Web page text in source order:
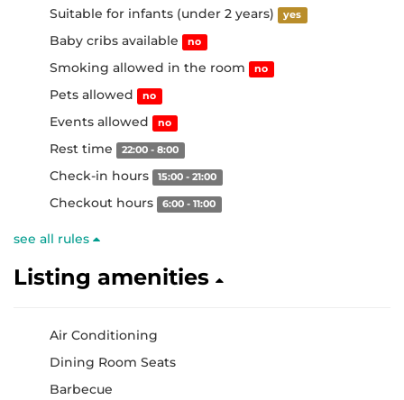
Suitable for infants (under 2 years) yes
Baby cribs available no
Smoking allowed in the room no
Pets allowed no
Events allowed no
Rest time 22:00 - 8:00
Check-in hours 15:00 - 21:00
Checkout hours 6:00 - 11:00
see all rules
Listing amenities
Air Conditioning
Dining Room Seats
Barbecue